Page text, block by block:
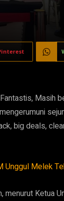
Masih
big deals,
Unggul Melek
Ketua